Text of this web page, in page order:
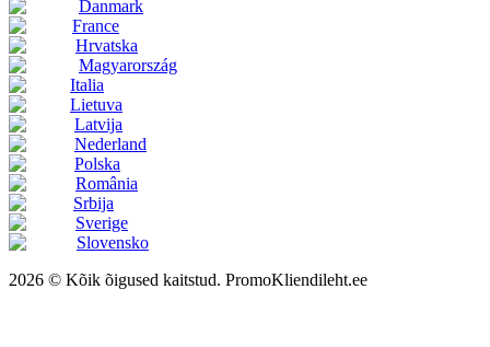
Danmark
France
Hrvatska
Magyarország
Italia
Lietuva
Latvija
Nederland
Polska
România
Srbija
Sverige
Slovensko
2026 © Kõik õigused kaitstud. PromoKliendileht.ee